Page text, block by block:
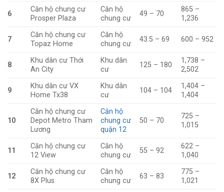
6
Căn hộ chung cư
Prosper Plaza
Căn hộ
chung cư
49 – 70
865 –
1,236
7
Căn hộ chung cư
Topaz Home
Căn hộ
chung cư
43.5 – 69 600 – 952
8
Khu dân cư Thới
An City
Khu dân
cư
125 – 180
1,738 –
2,502
9
Khu dân cư VX
Home Tx38
Khu dân
cư
104 – 104
1,404 –
1,404
10
Căn hộ chung cư
Depot Metro Tham
Lương
Căn hộ
chung cư
quận 12
50 – 70
725 –
1,015
11
Căn hộ chung cư
12 View
Căn hộ
chung cư
55 – 92
622 –
1,040
12
Căn hộ chung cư
8X Plus
Căn hộ
chung cư
63 – 83
775 –
1,021